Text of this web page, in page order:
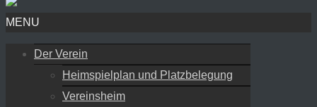
MENU
Der Verein
Heimspielplan und Platzbelegung
Vereinsheim